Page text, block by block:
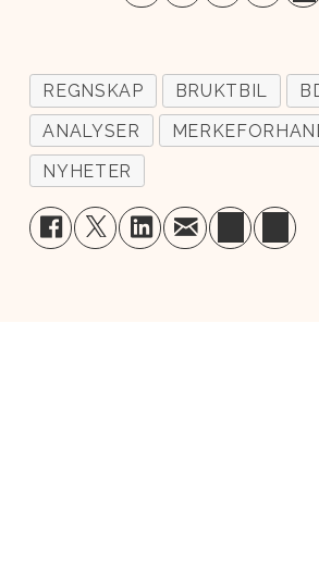
REGNSKAP BRUKTBIL
ANALYSER
NYHETER